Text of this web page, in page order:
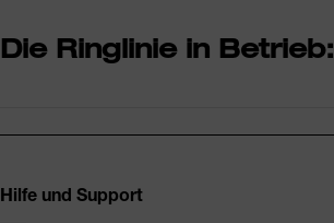
Die Ringlinie in Betrieb:
Hilfe und Support